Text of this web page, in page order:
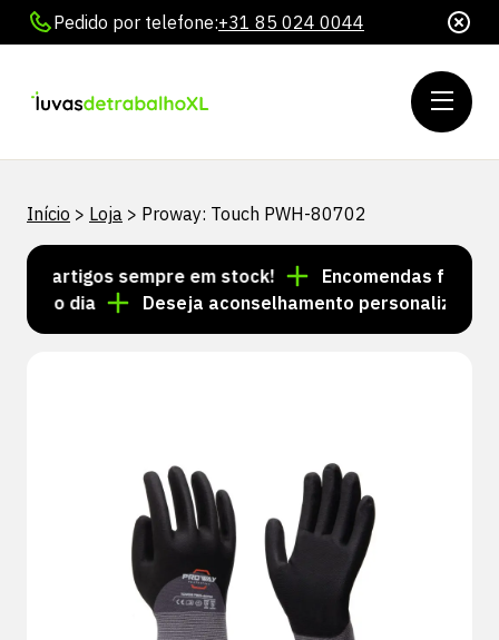
Pedido por telefone:+31 85 024 0044
Início > Loja > Proway: Touch PWH-80702
artigos sempre em stock!
Encomendas feitas até
dia
Deseja aconselhamento personalizado?